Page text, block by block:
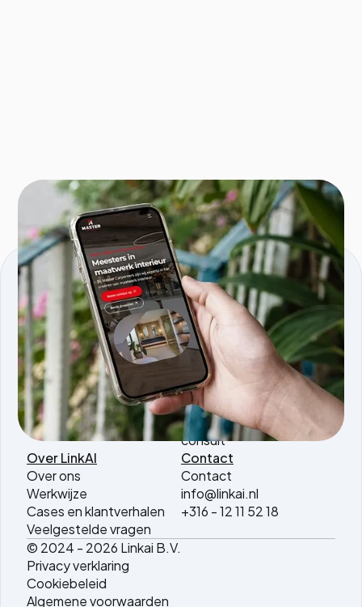
KVK nmmr: 96595353
Comeniusstraat 5, 1817MS, Alkmaar
Producten
Tools.linkai.nl
Magazine PDF to WP
AI vertaaltool
AI SEO Briefing
Services
AI agents
AI software
development
AI automatisering
consult
Over LinkAI
Over ons
Werkwijze
Cases en klantverhalen
Veelgestelde vragen
Contact
Contact
info@linkai.nl
+316 - 12 11 52 18
© 2024 - 2026 Linkai B.V.
Privacy verklaring
Cookiebeleid
Algemene voorwaarden